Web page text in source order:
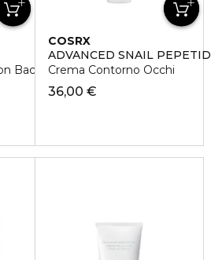
Bacchette
COSRX
ADVANCED SNAIL
Crema Contorno Occhi
36,00 €